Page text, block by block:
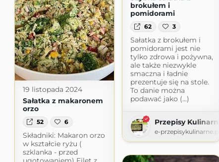
brokułem i
pomidorami
62 3
Sałatka z brokułem i
pomidorami jest nie
tylko zdrowa i pożywna,
ale także niezwykle
smaczna i ładnie
prezentuje się na stole.
To danie można
podawać jako (...)
Przepisy Kulinarne
e-przepisykulinarne.pl
19 listopada 2024
Sałatka z makaronem
orzo
52 6
Składniki: Makaron orzo
w kształcie ryżu (
szklanka - przed